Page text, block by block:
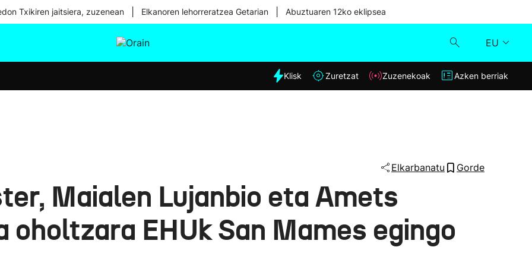
Txikiren jaitsiera, zuzenean Elkanoren lehorreratzea Getarian Abuztuaren 12ko eklipsea
EU
Eguraldia
Klisk
Klisk Zuretzat Zuzenekoak Azken berriak
Elkarbanatu Gorde
Maialen Lujanbio eta Amets
oholtzara EHUk San Mames egingo